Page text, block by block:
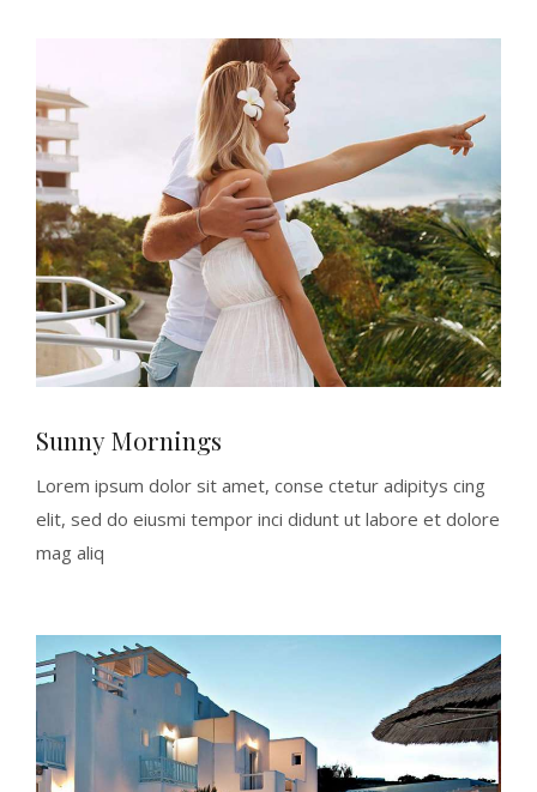
Sunny Mornings
Lorem ipsum dolor sit amet, conse ctetur adipitys cing
elit, sed do eiusmi tempor inci didunt ut labore et dolore
mag aliq